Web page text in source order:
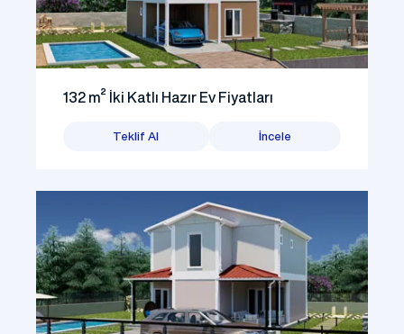
132 m² İki Katlı Hazır Ev Fiyatları
Teklif Al İncele